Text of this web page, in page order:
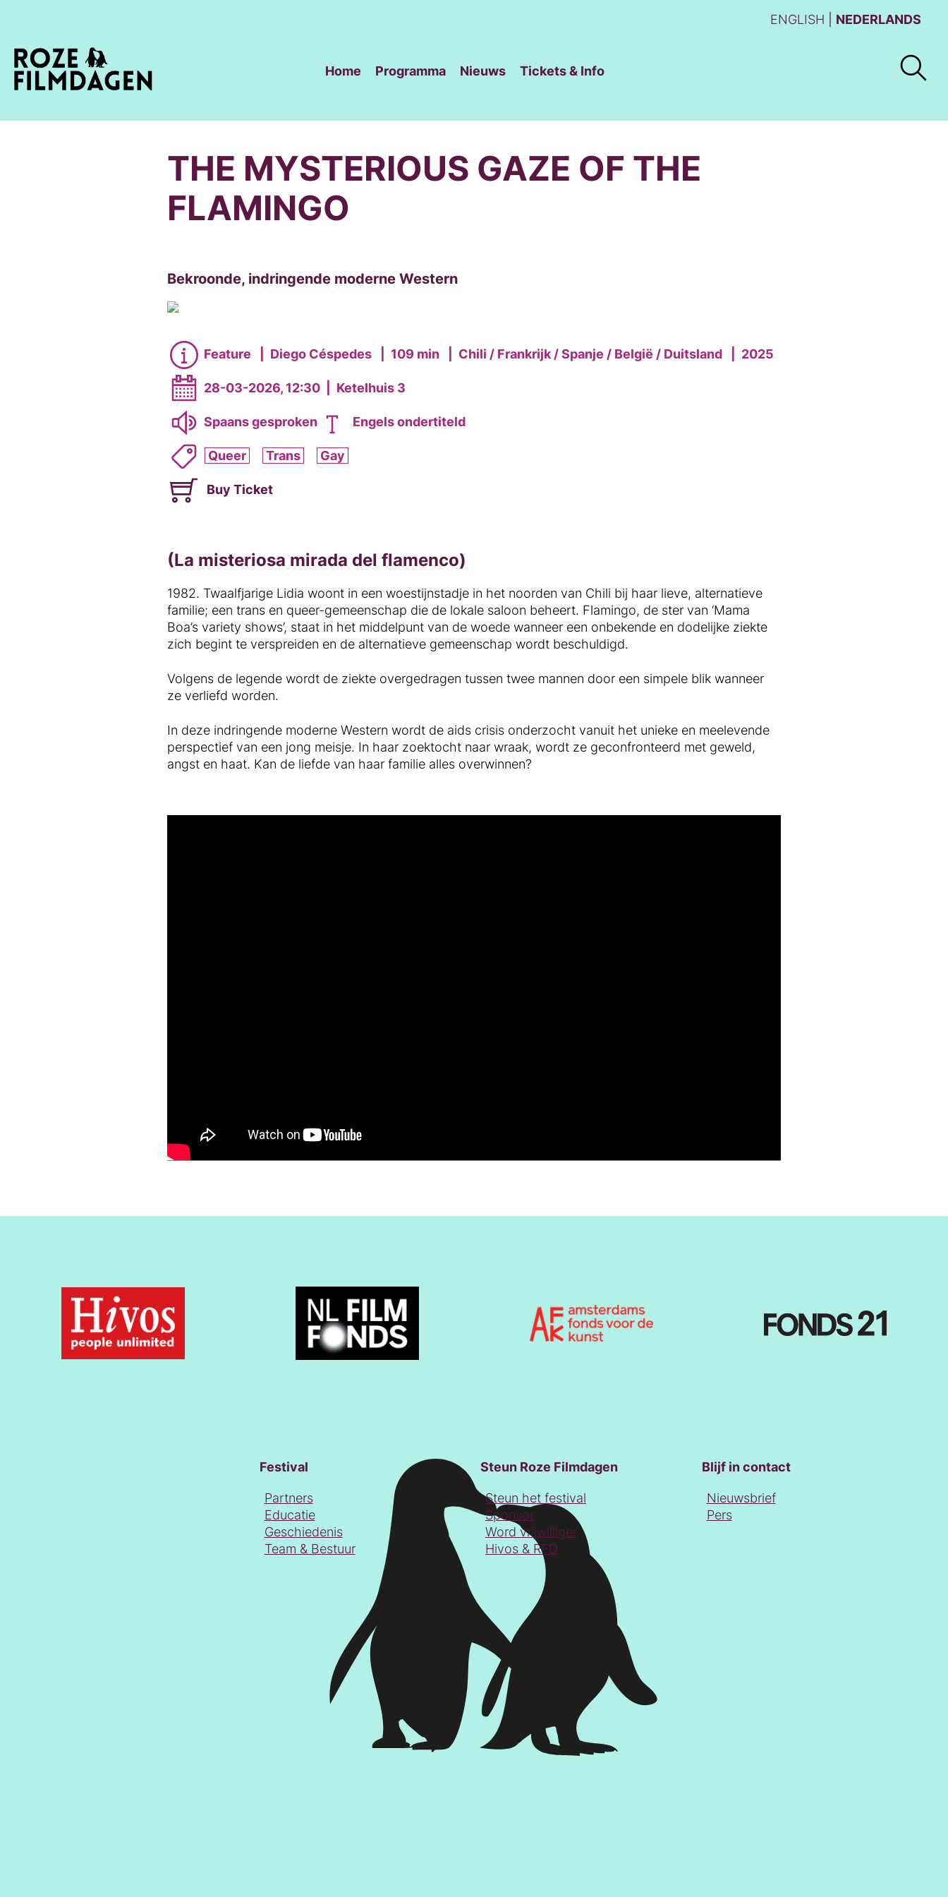
ENGLISH NEDERLANDS
Home Programma Nieuws Tickets & Info
THE MYSTERIOUS GAZE OF THE
FLAMINGO
Bekroonde, indringende moderne Western
Feature Diego Céspedes 109 min Chili / Frankrijk / Spanje / België / Duitsland 2025
28-03-2026, 12:30 Ketelhuis 3
Spaans gesproken Engels ondertiteld
Queer Trans Gay
Buy Ticket
(La misteriosa mirada del flamenco)
1982. Twaalfjarige Lidia woont in een woestijnstadje in het noorden van Chili bij haar lieve, alternatieve
familie; een trans en queer-gemeenschap die de lokale saloon beheert. Flamingo, de ster van ‘Mama
Boa’s variety shows’, staat in het middelpunt van de woede wanneer een onbekende en dodelijke ziekte
zich begint te verspreiden en de alternatieve gemeenschap wordt beschuldigd.
Volgens de legende wordt de ziekte overgedragen tussen twee mannen door een simpele blik wanneer
ze verliefd worden.
In deze indringende moderne Western wordt de aids crisis onderzocht vanuit het unieke en meelevende
perspectief van een jong meisje. In haar zoektocht naar wraak, wordt ze geconfronteerd met geweld,
angst en haat. Kan de liefde van haar familie alles overwinnen?
Festival
Partners
Educatie
Geschiedenis
Team & Bestuur
Steun Roze Filmdagen
Steun het festival
Sponsor
Word vrijwilliger
Hivos & RFD
Blijf in contact
Nieuwsbrief
Pers